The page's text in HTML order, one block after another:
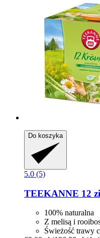
Do koszyka
5.0 (5)
TEEKANNE 12
100% naturalna
Z melisą i
Świeżość trawy